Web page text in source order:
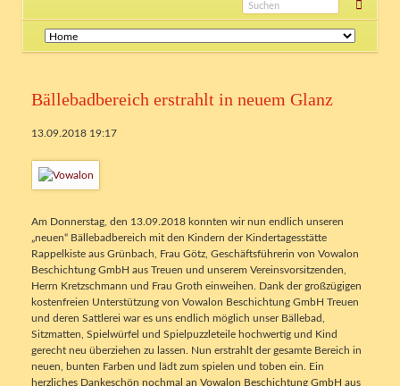
Navigation
überspringen
Bällebadbereich erstrahlt in neuem Glanz
13.09.2018 19:17
Am Donnerstag, den 13.09.2018 konnten wir nun endlich unseren
„neuen“ Bällebadbereich mit den Kindern der Kindertagesstätte
Rappelkiste aus Grünbach, Frau Götz, Geschäftsführerin von Vowalon
Beschichtung GmbH aus Treuen und unserem Vereinsvorsitzenden,
Herrn Kretzschmann und Frau Groth einweihen. Dank der großzügigen
kostenfreien Unterstützung von Vowalon Beschichtung GmbH Treuen
und deren Sattlerei war es uns endlich möglich unser Bällebad,
Sitzmatten, Spielwürfel und Spielpuzzleteile hochwertig und Kind
gerecht neu überziehen zu lassen. Nun erstrahlt der gesamte Bereich in
neuen, bunten Farben und lädt zum spielen und toben ein. Ein
herzliches Dankeschön nochmal an Vowalon Beschichtung GmbH aus